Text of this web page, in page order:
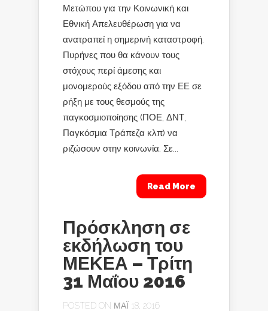
Μετώπου για την Κοινωνική και
Εθνική Απελευθέρωση για να
ανατραπεί η σημερινή καταστροφή.
Πυρήνες που θα κάνουν τους
στόχους περί άμεσης και
μονομερούς εξόδου από την ΕΕ σε
ρήξη με τους θεσμούς της
παγκοσμιοποίησης (ΠΟΕ, ΔΝΤ,
Παγκόσμια Τράπεζα κλπ) να
ριζώσουν στην κοινωνία. Σε...
Read More
Πρόσκληση σε
εκδήλωση του
ΜΕΚΕΑ – Τρίτη
31 Μαΐου 2016
POSTED ON ΜΆΙ 18, 2016